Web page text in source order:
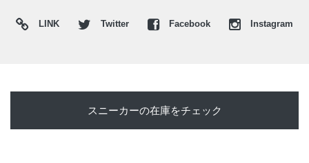
LINK Twitter Facebook Instagram
スニーカーの在庫をチェック